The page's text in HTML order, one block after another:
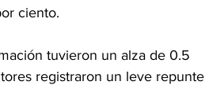
ciento.
tuvieron un alza de 0.5
registraron un leve repunte